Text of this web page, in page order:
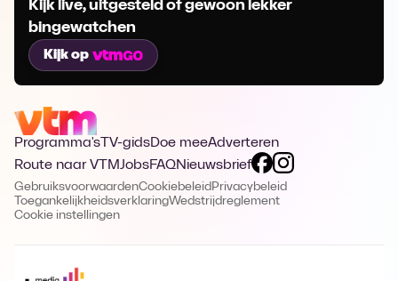
Kijk live, uitgesteld of gewoon lekker
bingewatchen
Kijk op
Programma's TV-gidsDoe meeAdverteren
Route naar VTMJobsFAQNieuwsbrief
GebruiksvoorwaardenCookiebeleid Privacybeleid
ToegankelijkheidsverklaringWedstrijdreglement
Cookie instellingen